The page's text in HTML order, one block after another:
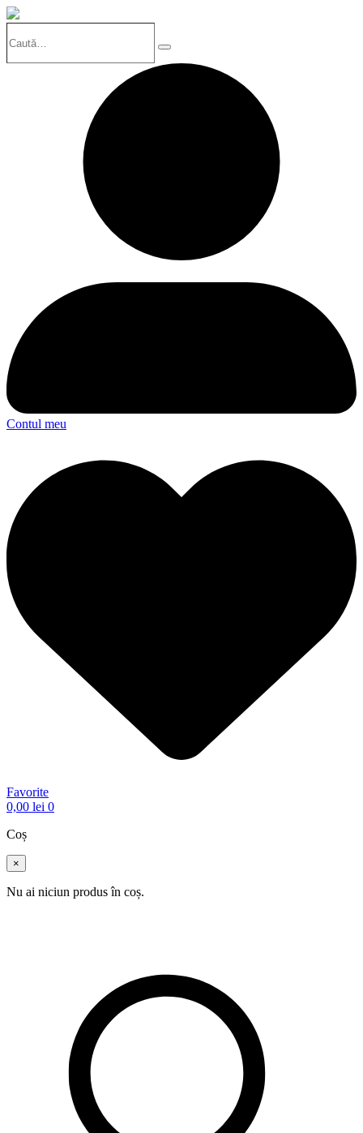
Search
Contul meu
Favorite
0,00 lei 0
Coș
×
Nu ai niciun produs în coș.